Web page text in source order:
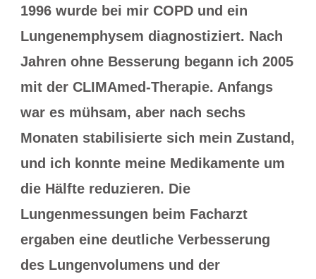
1996 wurde bei mir COPD und ein
Lungenemphysem diagnostiziert. Nach
Jahren ohne Besserung begann ich 2005
mit der CLIMAmed-Therapie. Anfangs
war es mühsam, aber nach sechs
Monaten stabilisierte sich mein Zustand,
und ich konnte meine Medikamente um
die Hälfte reduzieren. Die
Lungenmessungen beim Facharzt
ergaben eine deutliche Verbesserung
des Lungenvolumens und der